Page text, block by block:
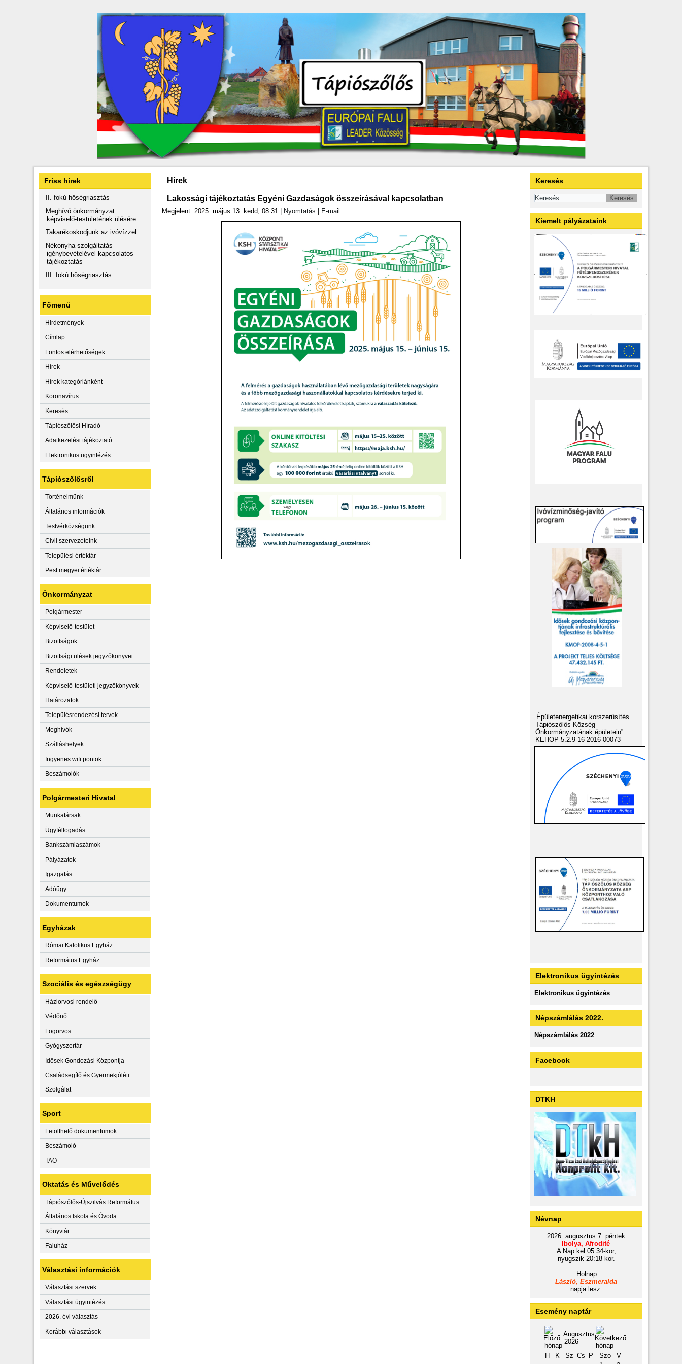
Friss hírek
II. fokú hőségriasztás
Meghívó önkormányzat
képviselő-testületének ülésére
Takarékoskodjunk az ivóvízzel
Nékonyha szolgáltatás
igénybevételével kapcsolatos
tájékoztatás
III. fokú hőségriasztás
Főmenü
Hirdetmények
Címlap
Fontos elérhetőségek
Hírek
Hírek kategóriánként
Koronavírus
Keresés
Tápiószőlősi Híradó
Adatkezelési tájékoztató
Elektronikus ügyintézés
Tápiószőlősről
Történelmünk
Általános információk
Testvérközségünk
Civil szervezeteink
Települési értéktár
Pest megyei értéktár
Önkormányzat
Polgármester
Képviselő-testület
Bizottságok
Bizottsági ülések jegyzőkönyvei
Rendeletek
Képviselő-testületi jegyzőkönyvek
Határozatok
Településrendezési tervek
Meghívók
Szálláshelyek
Ingyenes wifi pontok
Beszámolók
Polgármesteri Hivatal
Munkatársak
Ügyfélfogadás
Bankszámlaszámok
Pályázatok
Igazgatás
Adóügy
Dokumentumok
Egyházak
Római Katolikus Egyház
Református Egyház
Szociális és egészségügy
Háziorvosi rendelő
Védőnő
Fogorvos
Gyógyszertár
Idősek Gondozási Központja
Családsegítő és Gyermekjóléti
Szolgálat
Sport
Letölthető dokumentumok
Beszámoló
TAO
Oktatás és Művelődés
Tápiószőlős-Újszilvás Református
Általános Iskola és Óvoda
Könyvtár
Faluház
Választási információk
Választási szervek
Választási ügyintézés
2026. évi választás
Korábbi választások
Hírek
Lakossági tájékoztatás Egyéni Gazdaságok összeírásával kapcsolatban
Megjelent: 2025. május 13. kedd, 08:31 Nyomtatás E-mail
Keresés
Kiemelt pályázataink
„Épületenergetikai korszerűsítés
Tápiószőlős Község
Önkormányzatának épületein”
KEHOP-5.2.9-16-2016-00073
Elektronikus ügyintézés
Elektronikus ügyintézés
Népszámlálás 2022.
Népszámlálás 2022
Facebook
DTKH
Névnap
2026. augusztus 7. péntek
Ibolya, Afrodité
A Nap kel 05:34-kor,
nyugszik 20:18-kor.
Holnap
László, Eszmeralda
napja lesz.
Esemény naptár
Augusztus
2026
H
K Sz Cs P Szo
V